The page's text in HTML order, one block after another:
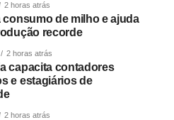
de reserva para cargos de
funções como
Rangel agradeceu a
Selecon e destacou a
2 horas atrás
consumo de milho e ajuda
recorde
2 horas atrás
capacita contadores
e estagiários de
2 horas atrás